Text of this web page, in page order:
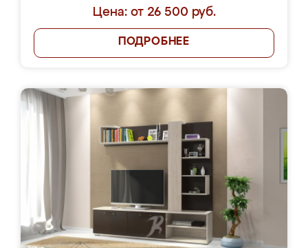
Цена: от 26 500 руб.
ПОДРОБНЕЕ